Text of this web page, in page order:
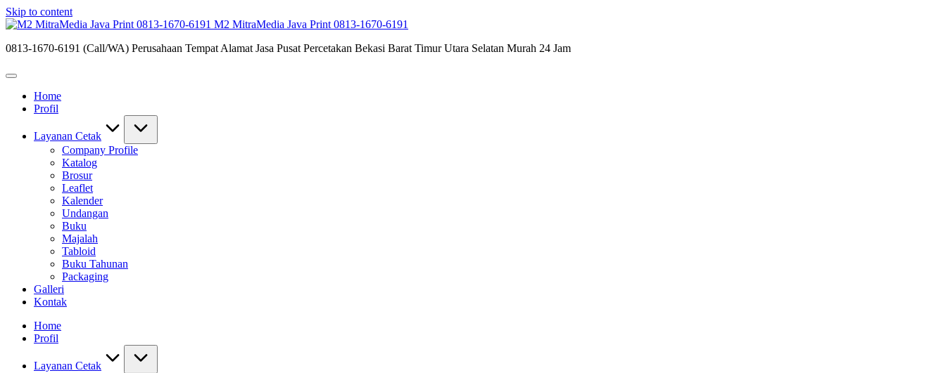
Skip to content
M2 MitraMedia Java Print 0813-1670-6191
0813-1670-6191 (Call/WA) Perusahaan Tempat Alamat Jasa Pusat Percetakan Bekasi Barat Timur Utara Selatan Murah 24 Jam
Home
Profil
Layanan Cetak
Company Profile
Katalog
Brosur
Leaflet
Kalender
Undangan
Buku
Majalah
Tabloid
Buku Tahunan
Packaging
Galleri
Kontak
Home
Profil
Layanan Cetak